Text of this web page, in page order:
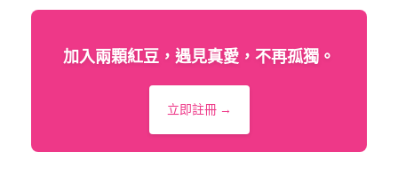
加入兩顆紅豆，遇見真愛，不再孤獨。
立即註冊 →